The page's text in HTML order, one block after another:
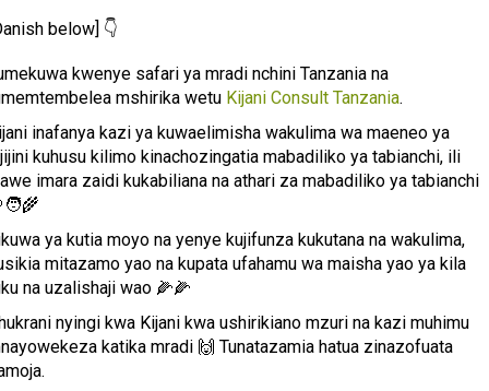
below] 👇
kwenye safari ya mradi nchini Tanzania na
mshirika wetu Kijani Consult Tanzania.
inafanya kazi ya kuwaelimisha wakulima wa maeneo ya
kuhusu kilimo kinachozingatia mabadiliko ya tabianchi, ili
imara zaidi kukabiliana na athari za mabadiliko ya tabianchi
ya kutia moyo na yenye kujifunza kukutana na wakulima,
mitazamo yao na kupata ufahamu wa maisha yao ya kila
na uzalishaji wao 🌽🌽
nyingi kwa Kijani kwa ushirikiano mzuri na kazi muhimu
katika mradi 🙌 Tunatazamia hatua zinazofuata